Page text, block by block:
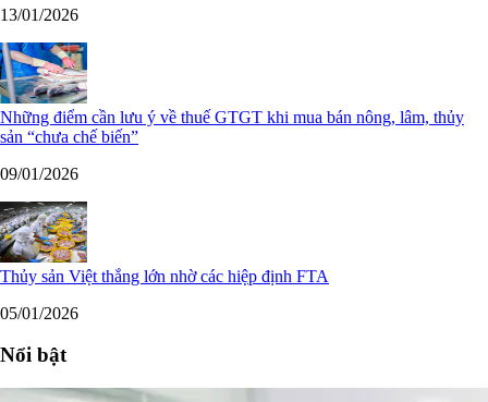
13/01/2026
Những điểm cần lưu ý về thuế GTGT khi mua bán nông, lâm, thủy
sản “chưa chế biến”
09/01/2026
Thủy sản Việt thắng lớn nhờ các hiệp định FTA
05/01/2026
Nổi bật